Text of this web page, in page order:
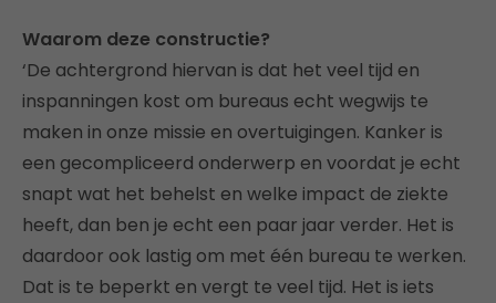
Waarom deze constructie?
‘De achtergrond hiervan is dat het veel tijd en
inspanningen kost om bureaus echt wegwijs te
maken in onze missie en overtuigingen. Kanker is
een gecompliceerd onderwerp en voordat je echt
snapt wat het behelst en welke impact de ziekte
heeft, dan ben je echt een paar jaar verder. Het is
daardoor ook lastig om met één bureau te werken.
Dat is te beperkt en vergt te veel tijd. Het is iets